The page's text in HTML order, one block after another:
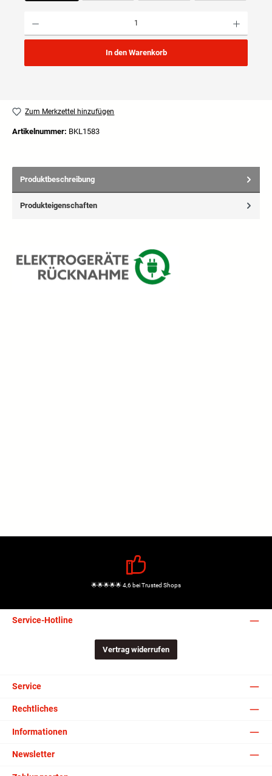
In den Warenkorb
Zum Merkzettel hinzufügen
Artikelnummer: BKL1583
Produktbeschreibung
Produkteigenschaften
🌟🌟🌟🌟🌟 4,6 bei Trusted Shops
Service-Hotline
Vertrag widerrufen
Service
Rechtliches
Informationen
Newsletter